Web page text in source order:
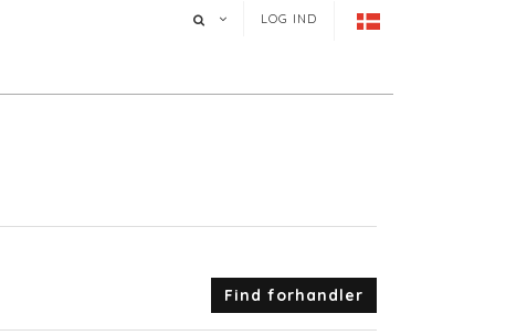
LOG IND
Find forhandler